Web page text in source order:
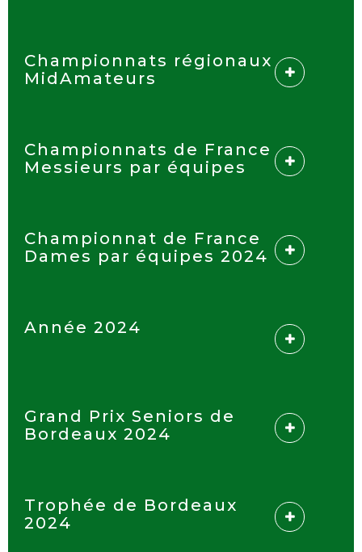
Championnats régionaux
MidAmateurs
Championnats de France
Messieurs par équipes
Championnat de France
Dames par équipes 2024
Année 2024
Grand Prix Seniors de
Bordeaux 2024
Trophée de Bordeaux
2024